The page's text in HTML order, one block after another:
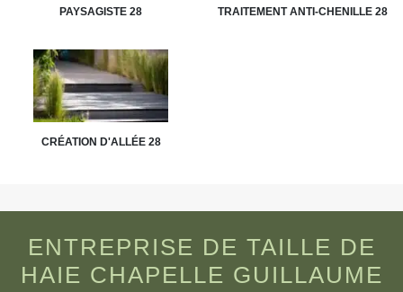
PAYSAGISTE 28 TRAITEMENT ANTI-CHENILLE 28
CRÉATION D'ALLÉE 28
ENTREPRISE DE TAILLE DE
HAIE CHAPELLE GUILLAUME